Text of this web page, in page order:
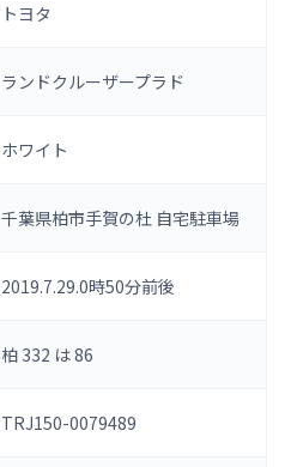
トヨタ
ランドクルーザープラド
ホワイト
千葉県柏市手賀の杜 自宅駐車場
2019.7.29.0時50分前後
柏 332 は 86
TRJ150-0079489